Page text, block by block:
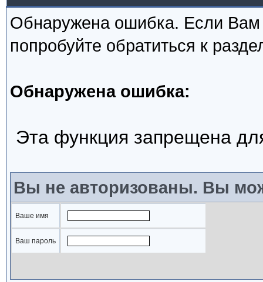
Обнаружена ошибка. Если
попробуйте обратиться к
Обнаружена ошибка:
Эта функция запрещена
Вы не авторизованы. Вы
Ваше имя
Ваш пароль